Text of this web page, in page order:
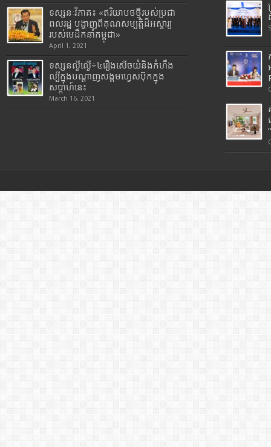
ទស្សនៈវិភាគ៖ «ឥរិយាបថថ្មីរបស់ប្រជា
ពលរដ្ឋ បង្ហាញពីគុណសម្បត្តិដ៏អស្ចារ្យ
របស់មេដឹកនាំកម្ពុជា»
April 1, 2021
ទស្សនល្ងីល្ងើ÷៤រឿងសើចយំនិងកំហឹង
ល្បីក្នុងបណ្តាញសង្គមហ្វេសប៊ុកក្នុង
សប្តាហ៍នេះ
March 16, 2021